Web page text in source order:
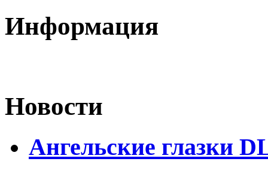
Информация
Новости
Ангельские глазки